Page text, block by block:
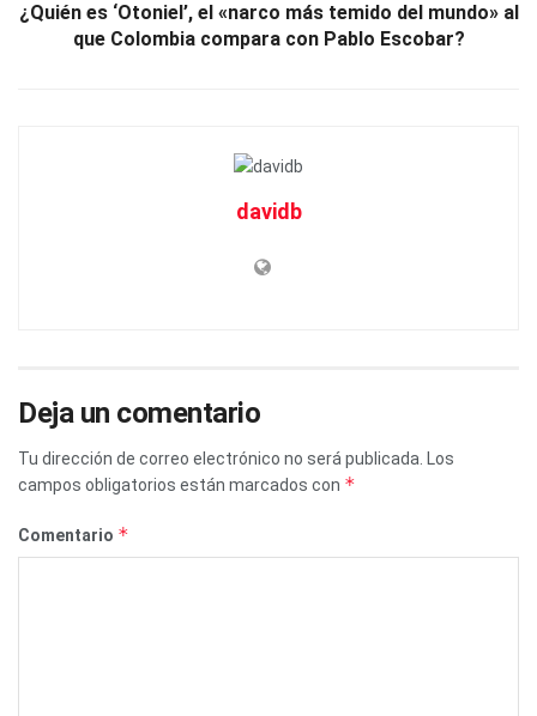
¿Quién es ‘Otoniel’, el «narco más temido del mundo» al
que Colombia compara con Pablo Escobar?
davidb
Deja un comentario
Tu dirección de correo electrónico no será publicada.
Los
campos obligatorios están marcados con *
Comentario *